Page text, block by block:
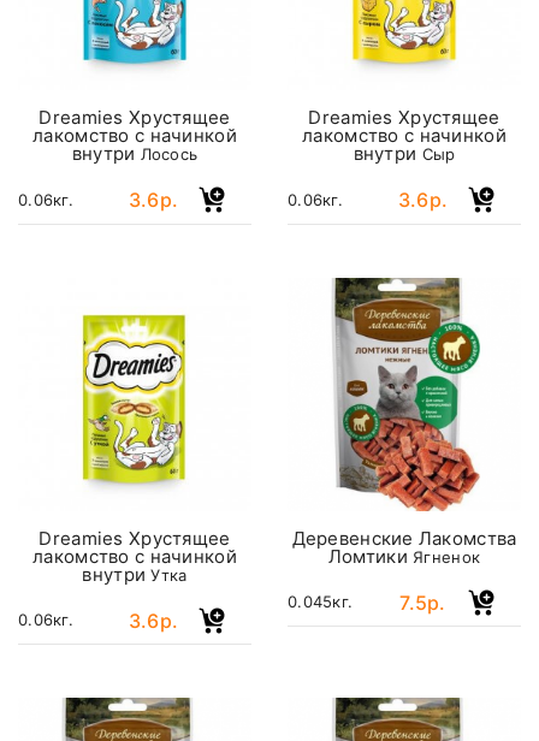
Dreamies Хрустящее
лакомство с начинкой
внутри Лосось
0.06кг. 3.6р.
Dreamies Хрустящее
лакомство с начинкой
внутри Сыр
0.06кг. 3.6р.
Dreamies Хрустящее
лакомство с начинкой
внутриУтка
0.06кг. 3.6р.
Деревенские Лакомства
Ломтики Ягненок
0.045кг. 7.5р.